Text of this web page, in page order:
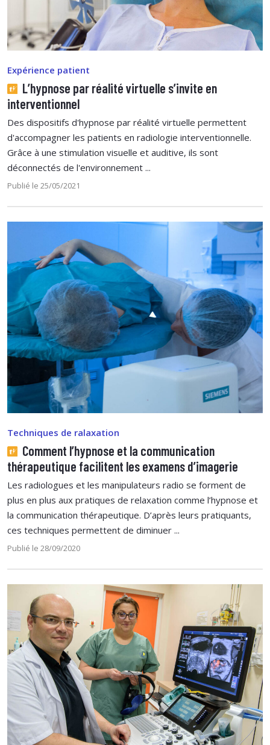
Expérience patient
L’hypnose par réalité virtuelle s’invite en
interventionnel
Des dispositifs d'hypnose par réalité virtuelle permettent
d'accompagner les patients en radiologie interventionnelle.
Grâce à une stimulation visuelle et auditive, ils sont
déconnectés de l'environnement ...
Publié le 25/05/2021
Techniques de ralaxation
Comment l’hypnose et la communication
thérapeutique facilitent les examens d’imagerie
Les radiologues et les manipulateurs radio se forment de
plus en plus aux pratiques de relaxation comme l’hypnose et
la communication thérapeutique. D’après leurs pratiquants,
ces techniques permettent de diminuer ...
Publié le 28/09/2020